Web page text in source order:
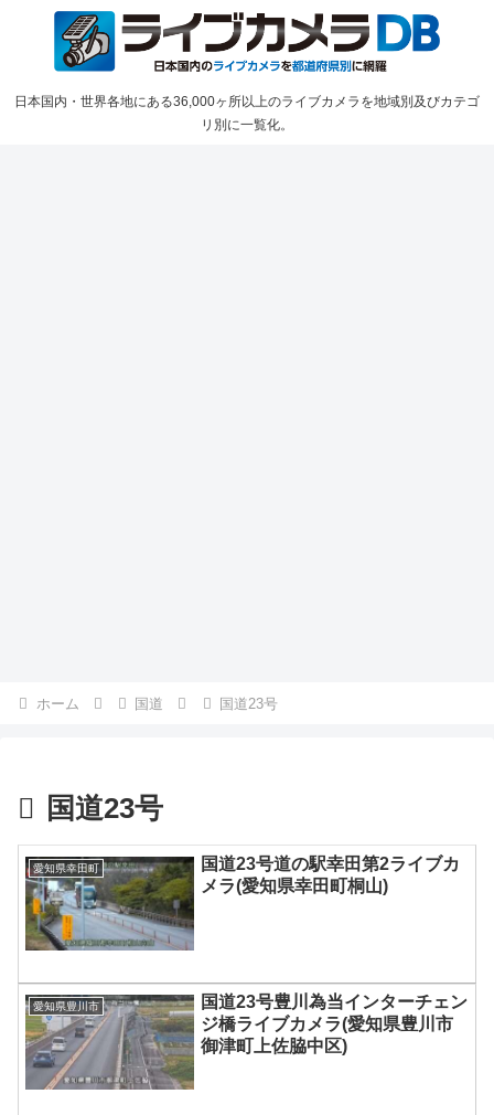
日本国内・世界各地にある36,000ヶ所以上のライブカメラを地域別及びカテゴ
リ別に一覧化。
ホーム 国道 国道23号
国道23号
愛知県幸田町
国道23号道の駅幸田第2ライブカ
メラ(愛知県幸田町桐山)
愛知県豊川市
国道23号豊川為当インターチェン
ジ橋ライブカメラ(愛知県豊川市
御津町上佐脇中区)